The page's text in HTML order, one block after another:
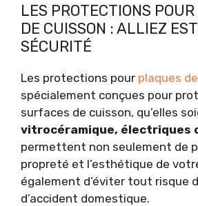
LES PROTECTIONS
DE CUISSON : ALLIEZ
SÉCURITÉ
Les protections pour plaques
spécialement conçues pour
surfaces de cuisson, qu’elles
vitrocéramique, électriques
permettent non seulement de
propreté et l’esthétique de
également d’éviter tout risque
d’accident domestique.